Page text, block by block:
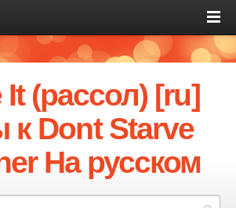
It (рассол) [ru]
Dont Starve
На русском